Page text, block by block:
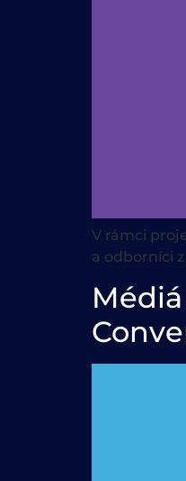
V rámci
a odborníci